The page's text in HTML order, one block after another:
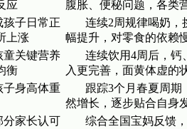
应
腹胀、便秘问题，各类
孩子日常正
上涨
连续2周规律喝奶，
幅提升，对零食的依赖
童关键营养
衡
连续饮用4周后，钙
入更完善，面黄体虚的
子身高体重
跟踪3个月春夏周期
然增长，逐步贴合自身
分家长认可
综合全国宝妈反馈